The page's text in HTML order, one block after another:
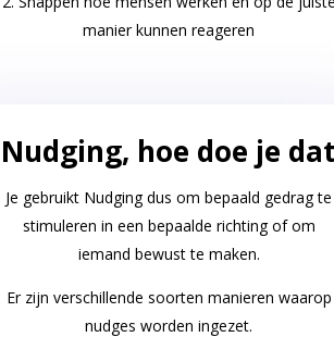
manier kunnen reageren
Nudging, hoe doe je
Je gebruikt Nudging dus om bepaald gedrag te
stimuleren in een bepaalde richting of om
iemand bewust te maken.
Er zijn verschillende soorten manieren waarop
nudges worden ingezet.